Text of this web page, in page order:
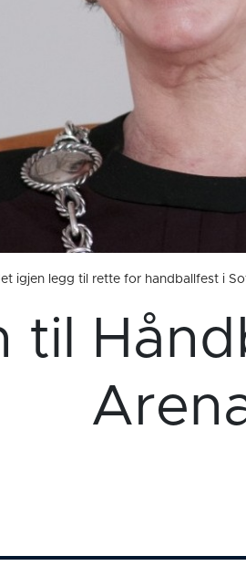
igjen legg til rette for handballfest i
til